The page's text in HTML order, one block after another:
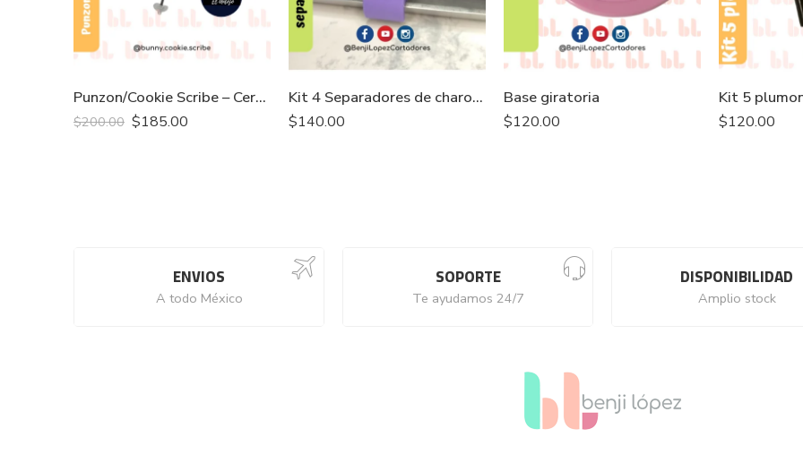
Punzon/Cookie Scribe – Cerdito
$200.00 $185.00
Kit 4 Separadores de charolas
$140.00
Base giratoria
$120.00
Kit 5
$120.00
ENVIOS
A todo México
SOPORTE
Te ayudamos 24/7
DISPONIBILIDAD
Amplio stock